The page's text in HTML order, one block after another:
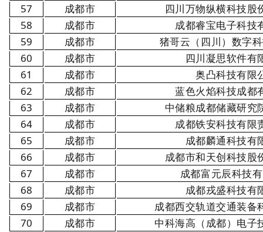
57 成都市 四川万物纵横科技股
58 成都市 成都睿宝电子科技
59 成都市 猪哥云（四川）数字
60 成都市 四川凝思软件有
61 成都市 奥凸科技有限
62 成都市 蓝色火焰科技成都
63 成都市 中储粮成都储藏研究
64 成都市 成都铁安科技有限
65 成都市 成都麟通科技有
66 成都市 成都市和天创科技股
67 成都市 成都富元辰科技
68 成都市 成都戎盛科技有
69 成都市 成都西交轨道交通装备
70 成都市 中科海高（成都）电子